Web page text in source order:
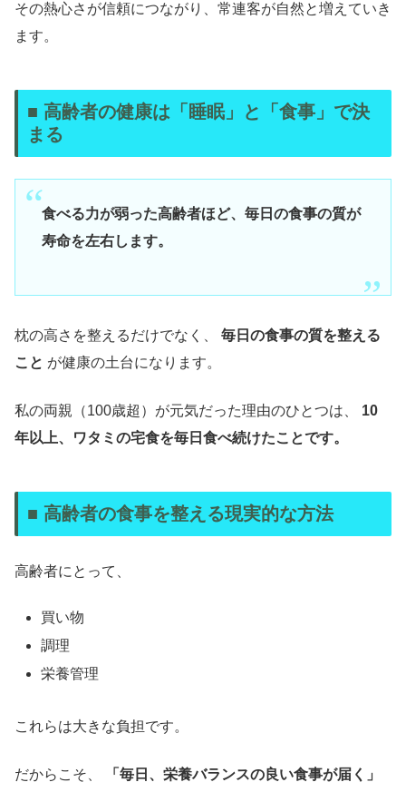
その熱心さが信頼につながり、常連客が自然と増えていき
ます。
■ 高齢者の健康は「睡眠」と「食事」で決
まる
食べる力が弱った高齢者ほど、毎日の食事の質が
寿命を左右します。
枕の高さを整えるだけでなく、 毎日の食事の質を整える
こと が健康の土台になります。
私の両親（100歳超）が元気だった理由のひとつは、 10
年以上、ワタミの宅食を毎日食べ続けたことです。
■ 高齢者の食事を整える現実的な方法
高齢者にとって、
買い物
調理
栄養管理
これらは大きな負担です。
だからこそ、 「毎日、栄養バランスの良い食事が届く」